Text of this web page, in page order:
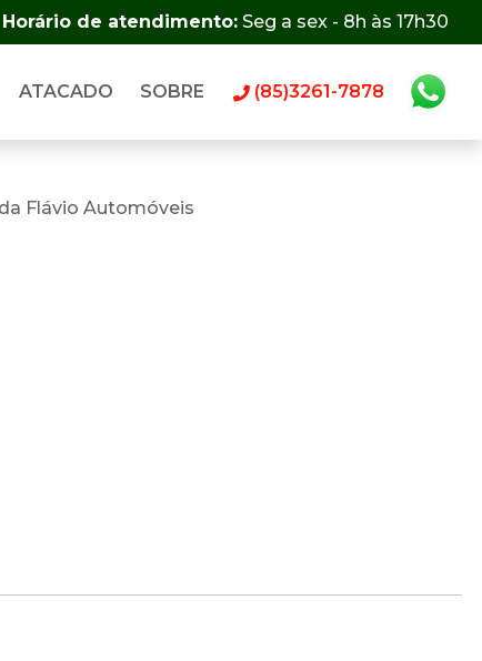
Horário de atendimento: Seg a sex - 8h às 17h30
ATACADO SOBRE (85)3261-7878
Flávio Automóveis